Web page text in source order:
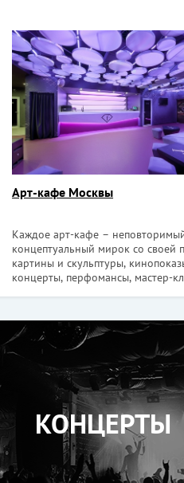
Арт-кафе Москвы
Каждое арт-кафе –
концептуальный мирок со своей
картины и скульптуры,
концерты, перфомансы, мастер-
очередь арт-кафе – это место,
приходят, чтобы обсудить не
вопросы
КОНЦЕРТЫ